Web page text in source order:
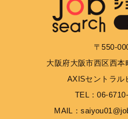
〒550-
大阪府大阪市西区西本
AXISセントラル
TEL：06-
MAIL：